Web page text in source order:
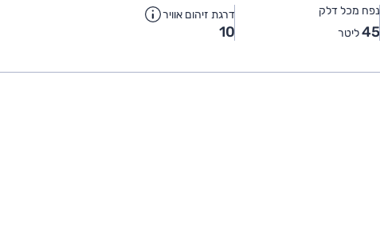
נפח מכל דלק
45ליטר
דרגת זיהום אוויר
10